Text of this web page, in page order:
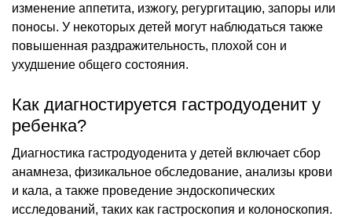
изменение аппетита, изжогу, регургитацию, запоры или
поносы. У некоторых детей могут наблюдаться также
повышенная раздражительность, плохой сон и
ухудшение общего состояния.
Как диагностируется гастродуоденит у
ребенка?
Диагностика гастродуоденита у детей включает сбор
анамнеза, физикальное обследование, анализы крови
и кала, а также проведение эндоскопических
исследований, таких как гастроскопия и колоноскопия.